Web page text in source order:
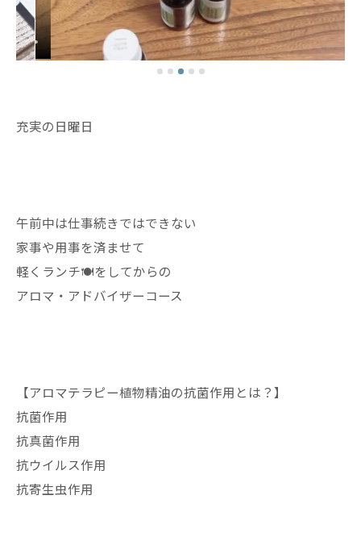
充実の日曜日
午前中は仕事続きではできない
家事や用事を済ませて
軽くランチ🍽️をしてからの
アロマ・アドバイザーコース
【アロマテラピー植物精油の抗菌作用とは？】
抗菌作用
抗真菌作用
抗ウイルス作用
抗寄生虫作用